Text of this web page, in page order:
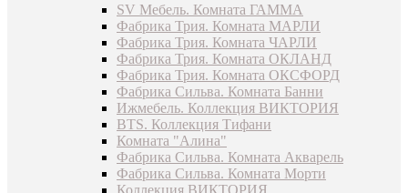
SV Мебель. Комната ГАММА
Фабрика Трия. Комната МАРЛИ
Фабрика Трия. Комната ЧАРЛИ
Фабрика Трия. Комната ОКЛАНД
Фабрика Трия. Комната ОКСФОРД
Фабрика Сильва. Комната Банни
Ижмебель. Коллекция ВИКТОРИЯ
BTS. Коллекция Тифани
Комната "Алина"
Фабрика Сильва. Комната Акварель
Фабрика Сильва. Комната Морти
Коллекция ВИКТОРИЯ